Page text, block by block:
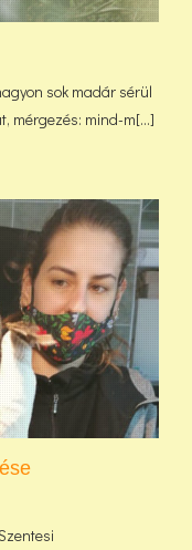
sok madár sérül
mérgezés: mind-m[...]